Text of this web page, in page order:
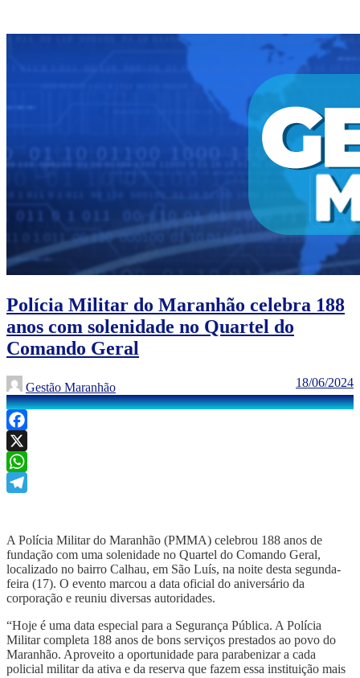
Polícia Militar do Maranhão celebra 188
anos com solenidade no Quartel do
Comando Geral
Gestão Maranhão 18/06/2024
Facebook
X
WhatsApp
A Polícia Militar do Maranhão (PMMA) celebrou 188 anos de
fundação com uma solenidade no Quartel do Comando Geral,
localizado no bairro Calhau, em São Luís, na noite desta segunda-
feira (17). O evento marcou a data oficial do aniversário da
corporação e reuniu diversas autoridades.
“Hoje é uma data especial para a Segurança Pública. A Polícia
Militar completa 188 anos de bons serviços prestados ao povo do
Maranhão. Aproveito a oportunidade para parabenizar a cada
policial militar da ativa e da reserva que fazem essa instituição mais